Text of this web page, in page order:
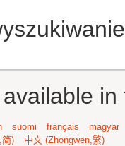
suomi français
magyar
简) 中文 (Zhongwen,繁)